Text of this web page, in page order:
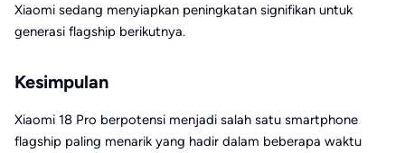
Xiaomi sedang menyiapkan peningkatan signifikan untuk
generasi flagship berikutnya.
Kesimpulan
Xiaomi 18 Pro berpotensi menjadi salah satu smartphone
flagship paling menarik yang hadir dalam beberapa waktu